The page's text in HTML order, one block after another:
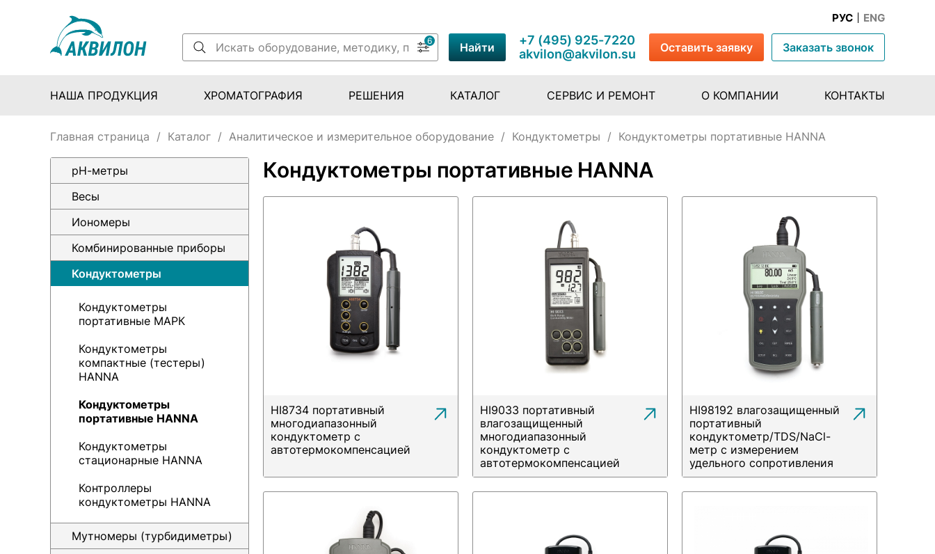
РУС ENG
6 Найти
+7 (495) 925-7220
akvilon@akvilon.su
Оставить заявку Заказать звонок
НАША ПРОДУКЦИЯ ХРОМАТОГРАФИЯ РЕШЕНИЯ КАТАЛОГ СЕРВИС И РЕМОНТ О КОМПАНИИ КОНТАКТЫ
Главная страница / Каталог / Аналитическое и измерительное оборудование / Кондуктометры / Кондуктометры портативные HANNA
Кондуктометры портативные HANNA
HI8734 портативный
многодиапазонный
кондуктометр с
автотермокомпенсацией
HI9033 портативный
влагозащищенный
многодиапазонный
кондуктометр с
автотермокомпенсацией
HI98192 влагозащищенный
портативный
кондуктометр/TDS/NaCl-
метр с измерением
удельного сопротивления
pH-метры
Весы
Иономеры
Комбинированные приборы
Кондуктометры
Кондуктометры
портативные МАРК
Кондуктометры
компактные (тестеры)
HANNA
Кондуктометры
портативные HANNA
Кондуктометры
стационарные HANNA
Контроллеры
кондуктометры HANNA
Мутномеры (турбидиметры)